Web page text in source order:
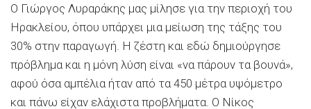
Ο Γιώργος Λυραράκης μας μίλησε για την περιοχή του
Ηρακλείου, όπου υπάρχει μια μείωση της τάξης του
30% στην παραγωγή. Η ζέστη και εδώ δημιούργησε
πρόβλημα και η μόνη λύση είναι «να πάρουν τα βουνά»,
αφού όσα αμπέλια ήταν από τα 450 μέτρα υψόμετρο
και πάνω είχαν ελάχιστα προβλήματα. Ο Νίκος